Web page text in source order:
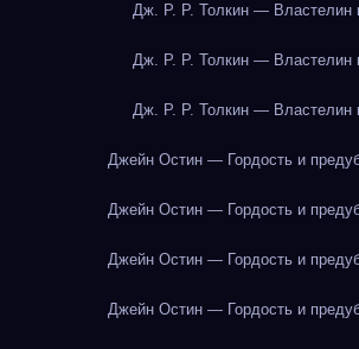
Дж. Р. Р. Толкин — Властелин
Дж. Р. Р. Толкин — Властелин
Дж. Р. Р. Толкин — Властелин
Джейн Остин — Гордость и
Джейн Остин — Гордость и
Джейн Остин — Гордость и
Джейн Остин — Гордость и